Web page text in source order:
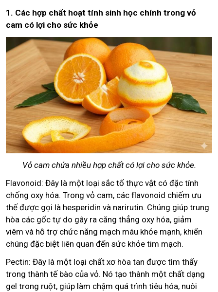
1. Các hợp chất hoạt tính sinh học chính trong vỏ
cam có lợi cho sức khỏe
Vỏ cam chứa nhiều hợp chất có lợi cho sức khỏe.
Flavonoid: Đây là một loại sắc tố thực vật có đặc tính
chống oxy hóa. Trong vỏ cam, các flavonoid chiếm ưu
thế được gọi là hesperidin và narirutin. Chúng giúp trung
hòa các gốc tự do gây ra căng thẳng oxy hóa, giảm
viêm và hỗ trợ chức năng mạch máu khỏe mạnh, khiến
chúng đặc biệt liên quan đến sức khỏe tim mạch.
Pectin: Đây là một loại chất xơ hòa tan được tìm thấy
trong thành tế bào của vỏ. Nó tạo thành một chất dạng
gel trong ruột, giúp làm chậm quá trình tiêu hóa, nuôi